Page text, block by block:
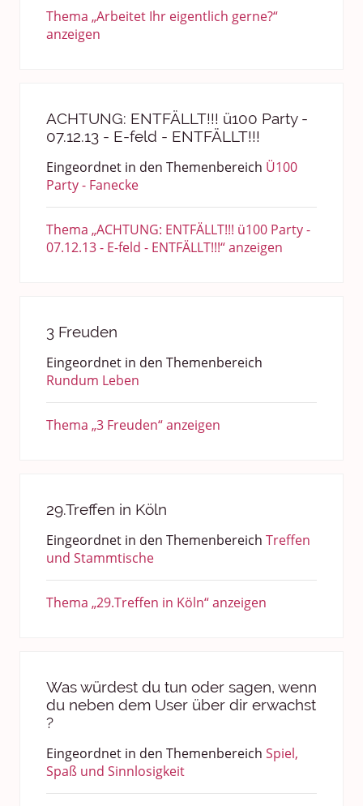
Thema „Arbeitet Ihr eigentlich gerne?“
anzeigen
ACHTUNG: ENTFÄLLT!!! ü100 Party -
07.12.13 - E-feld - ENTFÄLLT!!!
Eingeordnet in den Themenbereich Ü100
Party - Fanecke
Thema „ACHTUNG: ENTFÄLLT!!! ü100 Party -
07.12.13 - E-feld - ENTFÄLLT!!!“ anzeigen
3 Freuden
Eingeordnet in den Themenbereich
Rundum Leben
Thema „3 Freuden“ anzeigen
29.Treffen in Köln
Eingeordnet in den Themenbereich Treffen
und Stammtische
Thema „29.Treffen in Köln“ anzeigen
Was würdest du tun oder sagen, wenn
du neben dem User über dir erwachst
?
Eingeordnet in den Themenbereich Spiel,
Spaß und Sinnlosigkeit